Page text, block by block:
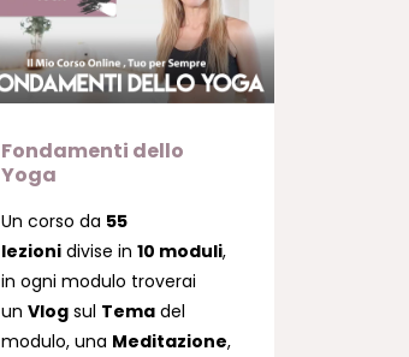
Fondamenti dello
Yoga
Un corso da 55
lezionidivise in 10 moduli,
in ogni modulo troverai
un Vlogsul Temadel
modulo, una Meditazione,